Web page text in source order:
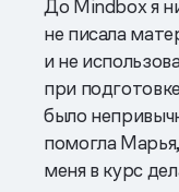
До Mindbox я
не писала
и не
при
было
помогла
меня в курс